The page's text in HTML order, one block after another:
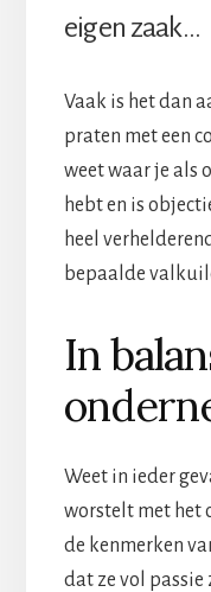
eigen zaak…
Vaak is het dan
praten met een
weet waar je als
hebt en is
heel
bepaalde
In
Weet in ieder
worstelt met het
de kenmerken
dat ze vol